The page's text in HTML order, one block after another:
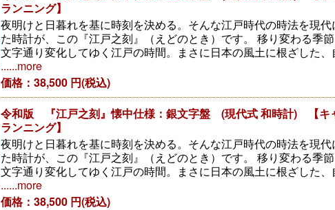
ランニング】
夜明けと日暮れを基に時刻を決める。そんな江戸時代の時法を現代
た時計が、この『江戸之刻』（えどのとき）です。 移り変わる季節
文字通り変化してゆく江戸の時間。まさに日本の風土に根ざした、
......more
価格：38,500 円(税込)
令和版 『江戸之刻』懐中仕様：銀文字盤 (現代式 和時計) 【キ
ランニング】
夜明けと日暮れを基に時刻を決める。そんな江戸時代の時法を現代
た時計が、この『江戸之刻』（えどのとき）です。 移り変わる季節
文字通り変化してゆく江戸の時間。まさに日本の風土に根ざした、
......more
価格：38,500 円(税込)